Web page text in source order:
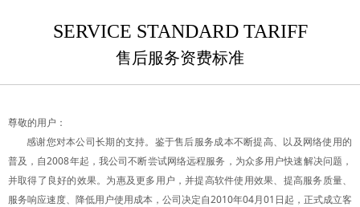
尊敬的用户：
感谢您对本公司长期的支持。鉴于售后服务成本不断提高、以及网络使用的
普及，自2008年起，我公司不断尝试网络远程服务，为众多用户快速解决问题，
并取得了良好的效果。为惠及更多用户，并提高软件使用效果、提高服务质量、
服务响应速度、降低用户使用成本，公司决定自2010年04月01日起，正式成立客
SERVICE STANDARD TARIFF
售后服务资费标准